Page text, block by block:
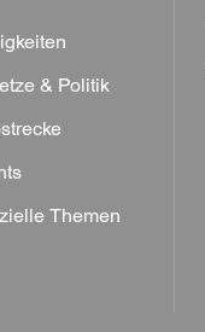
& Politik
Themen